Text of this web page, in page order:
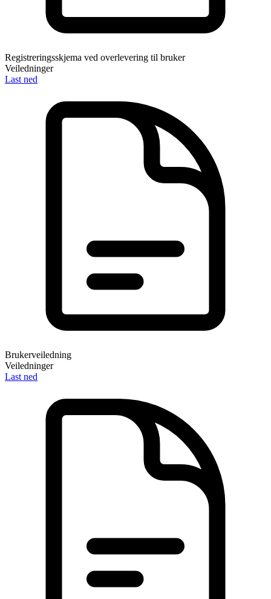
Registreringsskjema ved overlevering til bruker
Veiledninger
Last ned
Brukerveiledning
Veiledninger
Last ned